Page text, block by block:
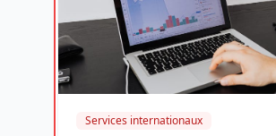
Services internationaux